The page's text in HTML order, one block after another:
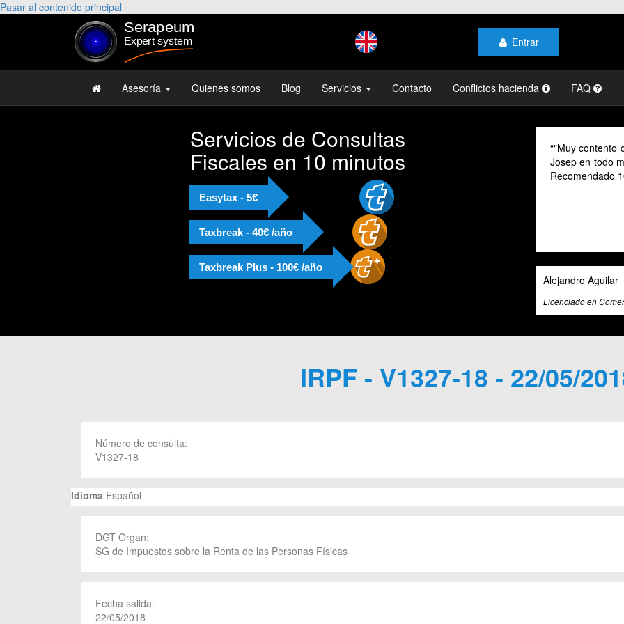
Pasar al contenido principal
Entrar
Asesoría Quienes somos Blog Servicios Contacto Conflictos hacienda FAQ
Servicios de Consultas
Fiscales en 10 minutos
Easytax - 5€
Taxbreak - 40€ /año
Taxbreak Plus - 100€ /año
"Muy contento con el profesionalismo y la
Josep en todo momento, mi gestoría y la de
Licenciado en Comercio Internacional
IRPF - V1327-18 - 22/05/
Número de consulta:
V1327-18
Idioma Español
DGT Organ:
SG de Impuestos sobre la Renta de las Personas Físicas
Fecha salida:
22/05/2018